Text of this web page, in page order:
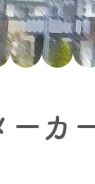
ーカ